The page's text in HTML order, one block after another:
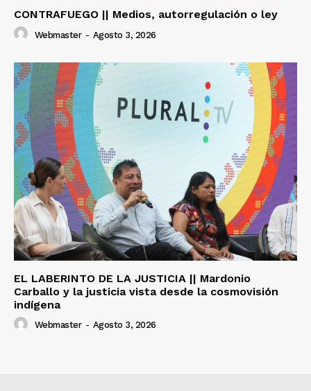
CONTRAFUEGO || Medios, autorregulación o ley
Webmaster - Agosto 3, 2026
EL LABERINTO DE LA JUSTICIA || Mardonio
Carballo y la justicia vista desde la cosmovisión
indígena
Webmaster - Agosto 3, 2026